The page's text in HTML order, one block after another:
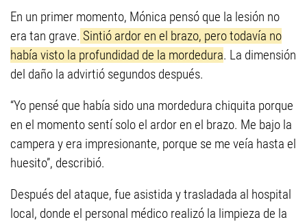
En un primer momento, Mónica pensó que la lesión no
era tan grave. Sintió ardor en el brazo, pero todavía no
había visto la profundidad de la mordedura. La dimensión
del daño la advirtió segundos después.
“Yo pensé que había sido una mordedura chiquita porque
en el momento sentí solo el ardor en el brazo. Me bajo la
campera y era impresionante, porque se me veía hasta el
huesito”, describió.
Después del ataque, fue asistida y trasladada al hospital
local, donde el personal médico realizó la limpieza de la